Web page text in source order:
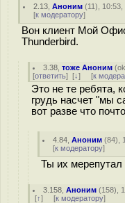
2.13 ,Аноним (11), 10:53,
[к модератору]
Вон клиент Мой
Thunderbird.
3.38 ,тоже Аноним (
[ответить] [↓] [к
Это не те ребята,
грудь насчет "мы
вот разве что
4.84 ,Аноним (84),
[к модератору]
Ты их мерепутал
3.158 ,Аноним (158),
[↑] [к модератору]